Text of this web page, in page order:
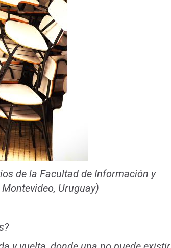
de la Facultad de Información y
Uruguay)